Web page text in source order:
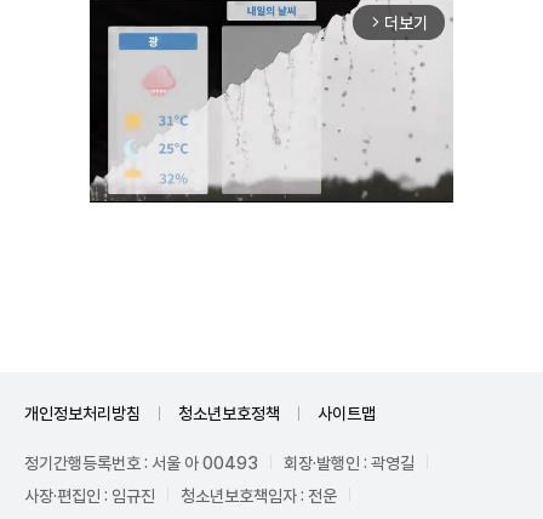
arrow_forward_ios 더보기
개인정보처리방침 청소년보호정책 사이트맵
정기간행등록번호 : 서울 아 00493
회장·발행인 : 곽영길
사장·편집인 : 임규진
청소년보호책임자 : 전운